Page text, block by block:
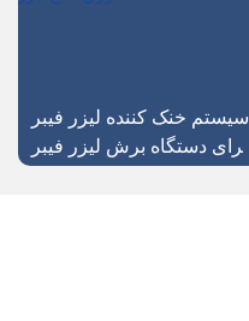
سیستم خنک کننده لیزر فیبر
برای دستگاه برش لیزر فیبر
فلزی ورق منبع لیزر IPG